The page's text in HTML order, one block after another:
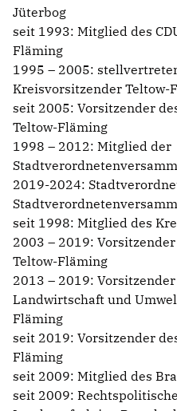
Jüterbog
seit 1993: Mitglied des
Fläming
1995 – 2005:
Kreisvorsitzender Teltow-
seit 2005: Vorsitzender
Teltow-Fläming
1998 – 2012: Mitglied der
2019-2024:
seit 1998: Mitglied des
2003 – 2019:
Teltow-Fläming
2013 – 2019:
Landwirtschaft und
Fläming
seit 2019: Vorsitzender
Fläming
seit 2009: Mitglied des
seit 2009: